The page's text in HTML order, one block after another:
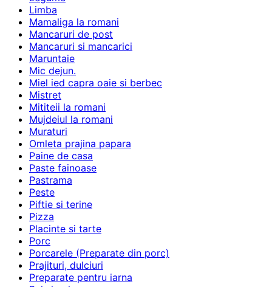
Limba
Mamaliga la romani
Mancaruri de post
Mancaruri si mancarici
Maruntaie
Mic dejun.
Miel ied capra oaie si berbec
Mistret
Mititeii la romani
Mujdeiul la romani
Muraturi
Omleta prajina papara
Paine de casa
Paste fainoase
Pastrama
Peste
Piftie si terine
Pizza
Placinte si tarte
Porc
Porcarele (Preparate din porc)
Prajituri, dulciuri
Preparate pentru iarna